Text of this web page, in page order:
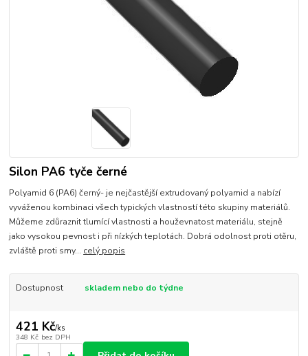
Silon PA6 tyče černé
Polyamid 6 (PA6) černý- je nejčastější extrudovaný polyamid a nabízí
vyváženou kombinaci všech typických vlastností této skupiny materiálů.
Můžeme zdůraznit tlumící vlastnosti a houževnatost materiálu, stejně
jako vysokou pevnost i při nízkých teplotách. Dobrá odolnost proti otěru,
zvláště proti smy... celý popis
Dostupnost skladem nebo do týdne
421 Kč/ks
348 Kč bez DPH